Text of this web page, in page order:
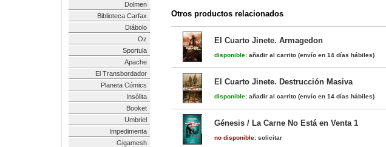
Dolmen
Biblioteca Carfax
Diábolo
Oz
Sportula
Apache
El Transbordador
Planeta Cómics
Insólita
Booket
Umbriel
Impedimenta
Gigamesh
Otros productos relacionados
El Cuarto Jinete. Armagedon
disponible: añadir al carrito (envío en 14 días hábiles)
El Cuarto Jinete. Destrucción Masiva
disponible: añadir al carrito (envío en 14 días hábiles)
Génesis / La Carne No Está en Venta 1
no disponible: solicitar